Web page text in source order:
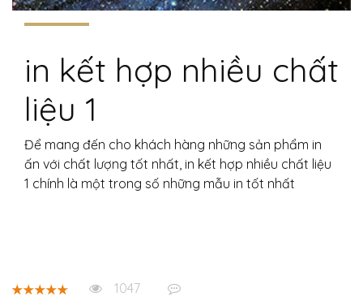
in kết hợp nhiều chất
liệu 1
Để mang đến cho khách hàng những sản phẩm in
ấn với chất lượng tốt nhất, in kết hợp nhiều chất liệu
1 chính là một trong số những mẫu in tốt nhất
1047